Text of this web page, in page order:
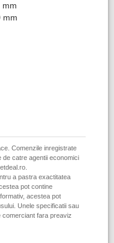
mm
mm
Comenzile inregistrate
de catre agentii economici
a pastra exactitatea
pot contine
acestea pot
Unele specificatii sau
comerciant fara preaviz